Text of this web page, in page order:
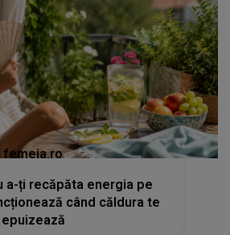
femeia.ro
a-ți recăpăta energia pe
când căldura te
epuizează